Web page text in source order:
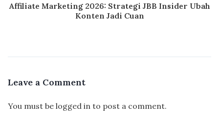
Affiliate Marketing 2026: Strategi JBB Insider Ubah
Konten Jadi Cuan
Leave a Comment
You must be logged in to post a comment.